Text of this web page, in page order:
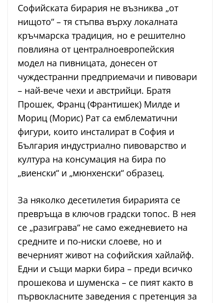
Софийската бирария не възниква „от
нищото“ – тя стъпва върху локалната
кръчмарска традиция, но е решително
повлияна от централноевропейския
модел на пивницата, донесен от
чуждестранни предприемачи и пивовари
– най-вече чехи и австрийци. Братя
Прошек, Франц (Франтишек) Милде и
Мориц (Морис) Рат са емблематични
фигури, които инсталират в София и
България индустриално пивоварство и
култура на консумация на бира по
„виенски“ и „мюнхенски“ образец.
За няколко десетилетия бирарията се
превръща в ключов градски топос. В нея
се „разиграва“ не само ежедневието на
средните и по-ниски слоеве, но и
вечерният живот на софийския хайлайф.
Едни и същи марки бира – преди всичко
прошекова и шуменска – се пият както в
първокласните заведения с претенция за